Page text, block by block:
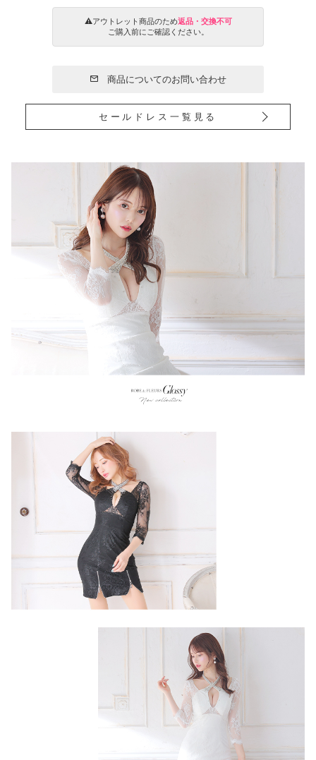
⚠️アウトレット商品のため返品・交換不可
ご購入前にご確認ください。
商品についてのお問い合わせ
セールドレス一覧見る